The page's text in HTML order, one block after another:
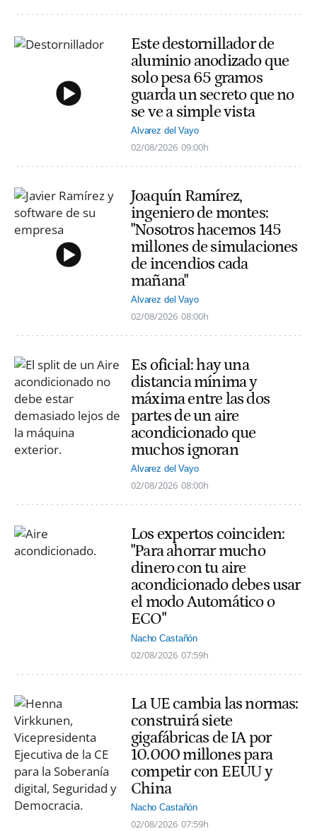
Este destornillador de
aluminio anodizado que
solo pesa 65 gramos
guarda un secreto que no
se ve a simple vista
Alvarez del Vayo
02/08/2026 09:00h
Joaquín Ramírez,
ingeniero de montes:
"Nosotros hacemos 145
millones de simulaciones
de incendios cada
mañana"
Alvarez del Vayo
02/08/2026 08:00h
Es oficial: hay una
distancia mínima y
máxima entre las dos
partes de un aire
acondicionado que
muchos ignoran
Alvarez del Vayo
02/08/2026 08:00h
Los expertos coinciden:
"Para ahorrar mucho
dinero con tu aire
acondicionado debes usar
el modo Automático o
ECO"
Nacho Castañón
02/08/2026 07:59h
La UE cambia las normas:
construirá siete
gigafábricas de IA por
10.000 millones para
competir con EEUU y
China
Nacho Castañón
02/08/2026 07:59h